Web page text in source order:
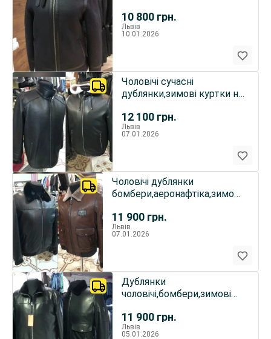
10 800 грн.
Львів
10.01.2026
12 100 грн.
Чоловічі сучасні
дублянки,зимові куртки на
Львів
07.01.2026
11 900 грн.
Чоловічі дублянки
бомбери,аеронафтіка,зимова
Львів
07.01.2026
11 900 грн.
Дублянки
чоловічі,бомбери,зимові
Львів
05.01.2026